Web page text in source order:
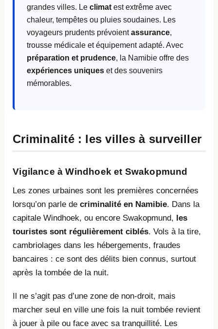
grandes villes. Leclimat est extrême avec
chaleur, tempêtes ou pluies soudaines. Les
voyageurs prudents prévoientassurance,
trousse médicale et équipement adapté. Avec
préparation et prudence, la Namibie offre des
expériences uniques et des souvenirs
mémorables.
Criminalité : les villes à surveiller
Vigilance à Windhoek et Swakopmund
Les zones urbaines sont les premières concernées
lorsqu’on parle decriminalité en Namibie. Dans la
capitale Windhoek, ou encore Swakopmund, les
touristes sont régulièrement ciblés. Vols à la tire,
cambriolages dans les hébergements, fraudes
bancaires : ce sont des délits bien connus, surtout
après la tombée de la nuit.
Il ne s’agit pas d’une zone de non-droit, mais
marcher seul en ville une fois la nuit tombée revient
à jouer à pile ou face avec sa tranquillité. Les